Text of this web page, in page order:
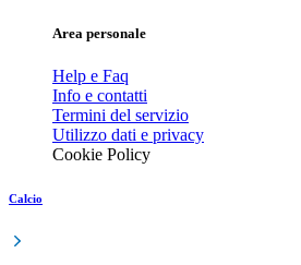
Area personale
Help e Faq
Info e contatti
Termini del servizio
Utilizzo dati e privacy
Cookie Policy
Calcio